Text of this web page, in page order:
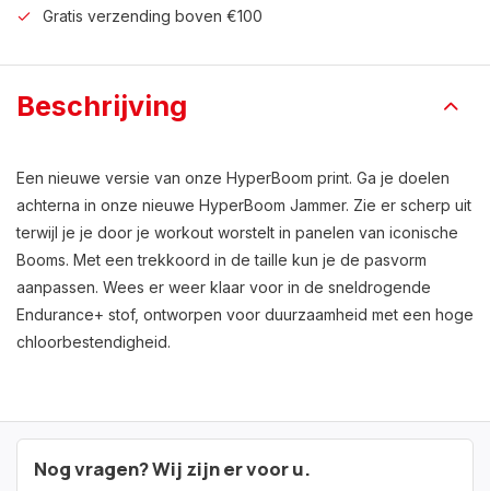
Gratis verzending boven €100
Beschrijving
Een nieuwe versie van onze HyperBoom print. Ga je doelen
achterna in onze nieuwe HyperBoom Jammer. Zie er scherp uit
terwijl je je door je workout worstelt in panelen van iconische
Booms. Met een trekkoord in de taille kun je de pasvorm
aanpassen. Wees er weer klaar voor in de sneldrogende
Endurance+ stof, ontworpen voor duurzaamheid met een hoge
chloorbestendigheid.
Nog vragen? Wij zijn er voor u.